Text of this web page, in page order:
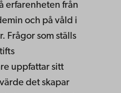
erfarenheten från
och på våld i
Frågor som ställs
uppfattar sitt
det skapar